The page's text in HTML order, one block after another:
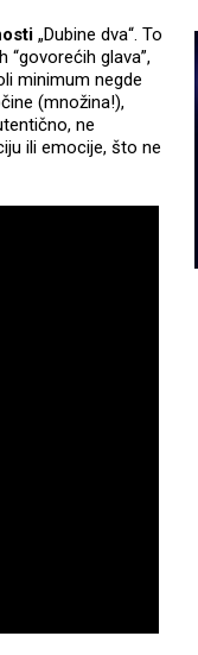
„Dubine dva“. To
glava”,
minimum negde
(množina!),
ne
ili emocije, što ne